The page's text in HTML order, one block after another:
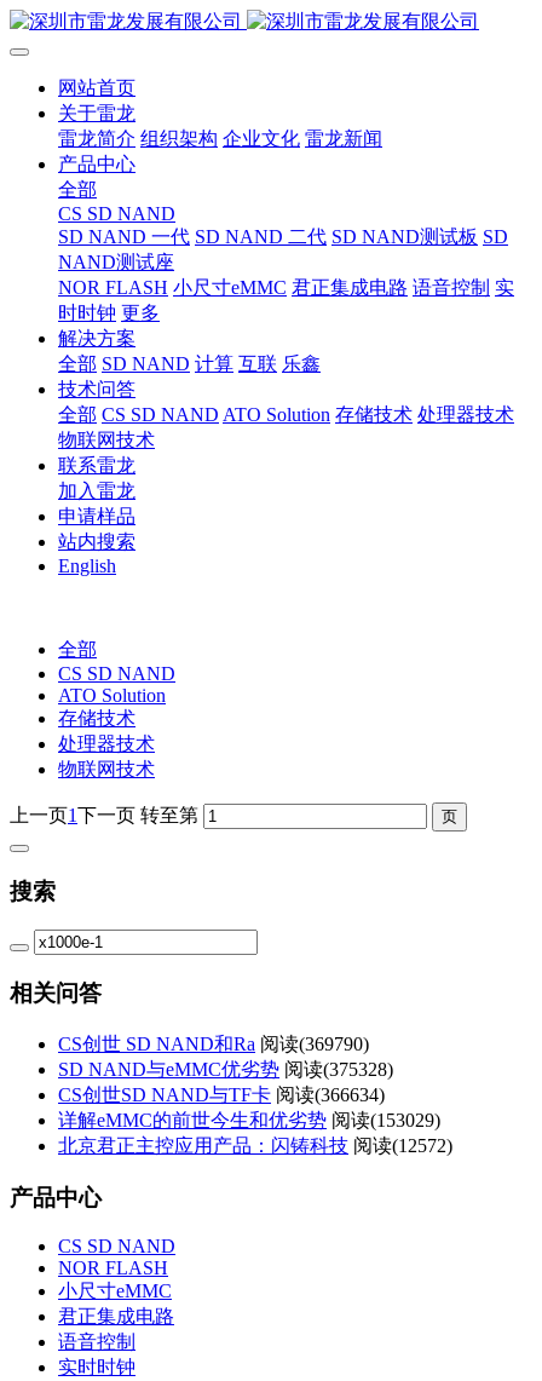
网站首页
关于雷龙
雷龙简介 组织架构 企业文化 雷龙新闻
产品中心
全部
CS SD NAND
SD NAND 一代 SD NAND 二代 SD NAND测试板 SD
NAND测试座
NOR FLASH 小尺寸eMMC 君正集成电路 语音控制 实
时时钟 更多
解决方案
全部 SD NAND 计算 互联 乐鑫
技术问答
全部 CS SD NAND ATO Solution 存储技术 处理器技术
物联网技术
联系雷龙
加入雷龙
申请样品
站内搜索
English
全部
CS SD NAND
ATO Solution
存储技术
处理器技术
物联网技术
上一页1下一页 转至第
搜索
相关问答
CS创世 SD NAND和Ra 阅读(369790)
SD NAND与eMMC优劣势 阅读(375328)
CS创世SD NAND与TF卡 阅读(366634)
详解eMMC的前世今生和优劣势 阅读(153029)
北京君正主控应用产品：闪铸科技 阅读(12572)
产品中心
CS SD NAND
NOR FLASH
小尺寸eMMC
君正集成电路
语音控制
实时时钟